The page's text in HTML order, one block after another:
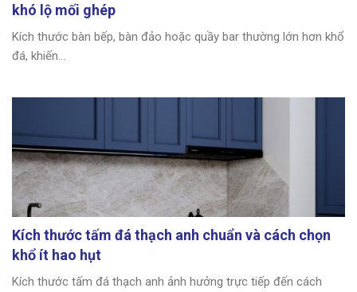
khó lộ mối ghép
Kích thước bàn bếp, bàn đảo hoặc quầy bar thường lớn hơn khổ
đá, khiến...
Kích thước tấm đá thạch anh chuẩn và cách chọn
khổ ít hao hụt
Kích thước tấm đá thạch anh ảnh hưởng trực tiếp đến cách